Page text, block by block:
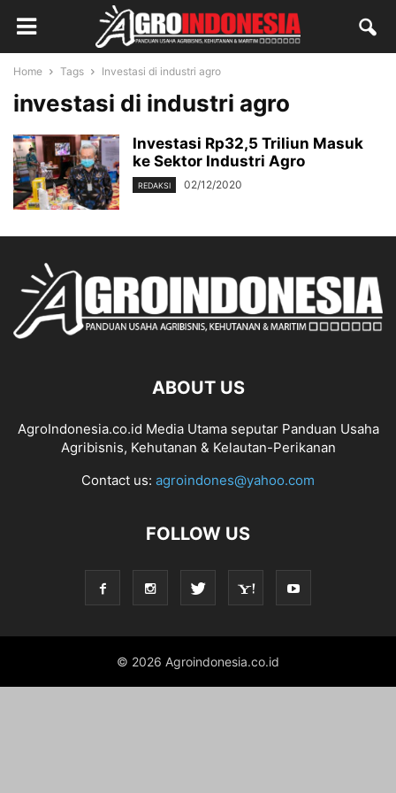
Home Tags Investasi di industri agro
investasi di industri agro
Investasi Rp32,5 Triliun Masuk
ke Sektor Industri Agro
REDAKSI 02/12/2020
ABOUT US
AgroIndonesia.co.id Media Utama seputar Panduan Usaha
Agribisnis, Kehutanan & Kelautan-Perikanan
Contact us: agroindones@yahoo.com
FOLLOW US
© 2026 Agroindonesia.co.id